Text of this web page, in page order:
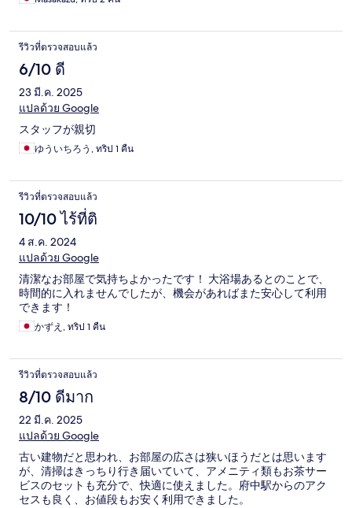
รีวิวที่ตรวจสอบแล้ว
6/10 ดี
23 มี.ค. 2025
แปลด้วย Google
スタッフが親切
ゆういちろう, ทริป 1 คืน
รีวิวที่ตรวจสอบแล้ว
10/10 ไร้ที่ติ
4 ส.ค. 2024
แปลด้วย Google
清潔なお部屋で気持ちよかったです！ 大浴場あるとのことで、
時間的に入れませんでしたが、機会があればまた安心して利用
できます！
かずえ, ทริป 1 คืน
รีวิวที่ตรวจสอบแล้ว
8/10 ดีมาก
22 มี.ค. 2025
แปลด้วย Google
古い建物だと思われ、お部屋の広さは狭いほうだとは思います
が、清掃はきっちり行き届いていて、アメニティ類もお茶サー
ビスのセットも充分で、快適に使えました。府中駅からのアク
セスも良く、お値段もお安く利用できました。